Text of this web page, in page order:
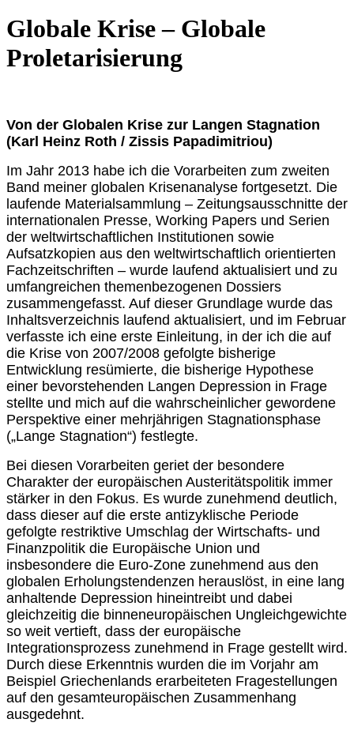
Globale Krise – Globale
Proletarisierung
Von der Globalen Krise zur Langen Stagnation
(Karl Heinz Roth / Zissis Papadimitriou)
Im Jahr 2013 habe ich die Vorarbeiten zum zweiten
Band meiner globalen Krisenanalyse fortgesetzt. Die
laufende Materialsammlung – Zeitungsausschnitte der
internationalen Presse, Working Papers und Serien
der weltwirtschaftlichen Institutionen sowie
Aufsatzkopien aus den weltwirtschaftlich orientierten
Fachzeitschriften – wurde laufend aktualisiert und zu
umfangreichen themenbezogenen Dossiers
zusammengefasst. Auf dieser Grundlage wurde das
Inhaltsverzeichnis laufend aktualisiert, und im Februar
verfasste ich eine erste Einleitung, in der ich die auf
die Krise von 2007/2008 gefolgte bisherige
Entwicklung resümierte, die bisherige Hypothese
einer bevorstehenden Langen Depression in Frage
stellte und mich auf die wahrscheinlicher gewordene
Perspektive einer mehrjährigen Stagnationsphase
(„Lange Stagnation“) festlegte.
Bei diesen Vorarbeiten geriet der besondere
Charakter der europäischen Austeritätspolitik immer
stärker in den Fokus. Es wurde zunehmend deutlich,
dass dieser auf die erste antizyklische Periode
gefolgte restriktive Umschlag der Wirtschafts- und
Finanzpolitik die Europäische Union und
insbesondere die Euro-Zone zunehmend aus den
globalen Erholungstendenzen herauslöst, in eine lang
anhaltende Depression hineintreibt und dabei
gleichzeitig die binneneuropäischen Ungleichgewichte
so weit vertieft, dass der europäische
Integrationsprozess zunehmend in Frage gestellt wird.
Durch diese Erkenntnis wurden die im Vorjahr am
Beispiel Griechenlands erarbeiteten Fragestellungen
auf den gesamteuropäischen Zusammenhang
ausgedehnt.